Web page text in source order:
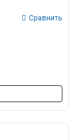
Сравнить